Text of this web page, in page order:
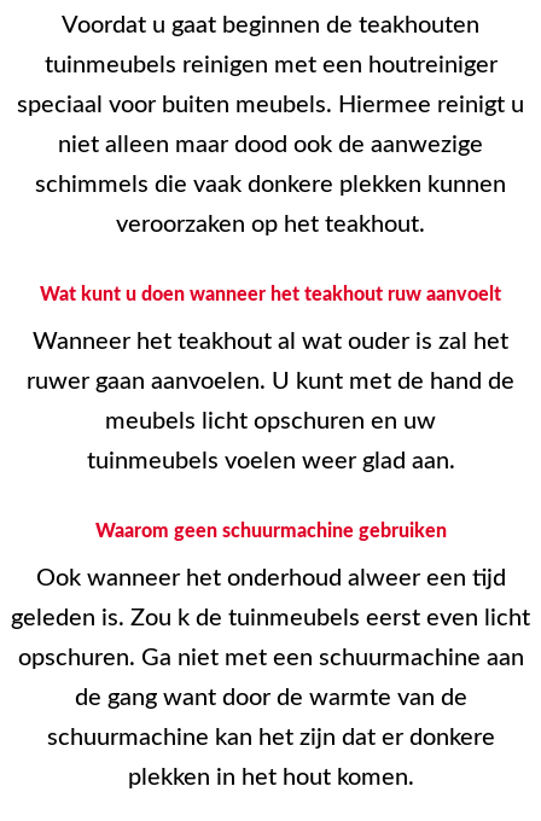
Voordat u gaat beginnen de teakhouten
tuinmeubels reinigen met een houtreiniger
speciaal voor buiten meubels. Hiermee reinigt u
niet alleen maar dood ook de aanwezige
schimmels die vaak donkere plekken kunnen
veroorzaken op het teakhout.
Wat kunt u doen wanneer het teakhout ruw aanvoelt
Wanneer het teakhout al wat ouder is zal het
ruwer gaan aanvoelen. U kunt met de hand de
meubels licht opschuren en uw
tuinmeubels voelen weer glad aan.
Waarom geen schuurmachine gebruiken
Ook wanneer het onderhoud alweer een tijd
geleden is. Zou k de tuinmeubels eerst even licht
opschuren. Ga niet met een schuurmachine aan
de gang want door de warmte van de
schuurmachine kan het zijn dat er donkere
plekken in het hout komen.